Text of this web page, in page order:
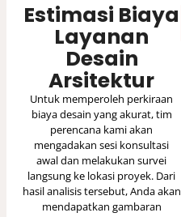
Estimasi Biaya
Layanan
Desain
Arsitektur
Untuk memperoleh perkiraan
biaya desain yang akurat, tim
perencana kami akan
mengadakan sesi konsultasi
awal dan melakukan survei
langsung ke lokasi proyek. Dari
hasil analisis tersebut, Anda akan
mendapatkan gambaran